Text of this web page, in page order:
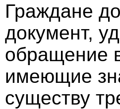
Граждане
документ,
обращение
имеющие
существу